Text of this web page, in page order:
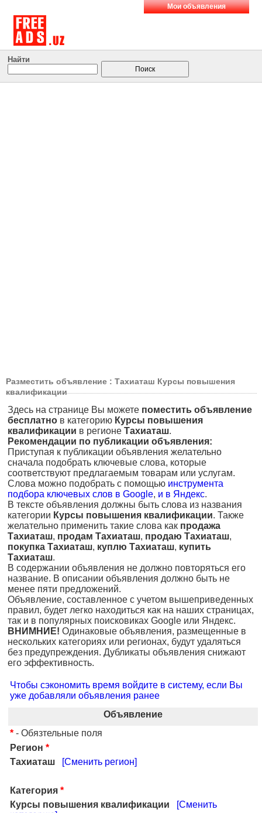
Мои объявления
Найти
Разместить объявление : Тахиаташ Курсы повышения
квалификации
Здесь на странице Вы можете поместить объявление
бесплатно в категорию Курсы повышения
квалификации в регионе Тахиаташ.
Рекомендации по публикации объявления:
Приступая к публикации объявления желательно
сначала подобрать ключевые слова, которые
соответствуют предлагаемым товарам или услугам.
Слова можно подобрать с помощью инструмента
подбора ключевых слов в Google, и в Яндекс.
В тексте объявления должны быть слова из названия
категории Курсы повышения квалификации. Также
желательно применить такие слова как продажа
Тахиаташ, продам Тахиаташ, продаю Тахиаташ,
покупка Тахиаташ, куплю Тахиаташ, купить
Тахиаташ.
В содержании объявления не должно повторяться его
название. В описании объявления должно быть не
менее пяти предложений.
Объявление, составленное с учетом вышеприведенных
правил, будет легко находиться как на наших страницах,
так и в популярных поисковиках Google или Яндекс.
ВНИМНИЕ! Одинаковые объявления, размещенные в
нескольких категориях или регионах, будут удаляться
без предупреждения. Дубликаты объявления снижают
его эффективность.
Чтобы сэкономить время войдите в систему, если Вы
уже добавляли объявления ранее
Объявление
* - Обязтельные поля
Регион *
Тахиаташ
[Сменить регион]
Категория *
Курсы повышения квалификации
[Сменить